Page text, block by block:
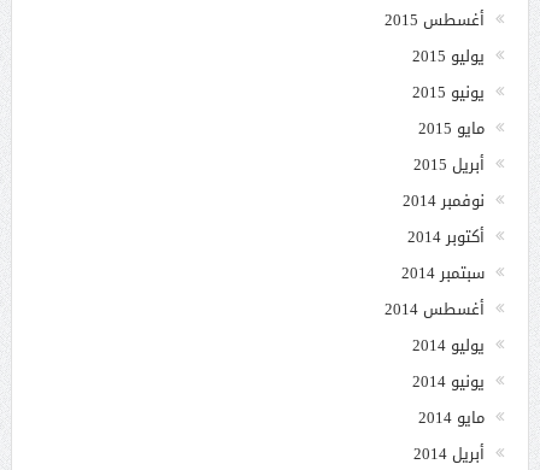
أغسطس 2015
يوليو 2015
يونيو 2015
مايو 2015
أبريل 2015
نوفمبر 2014
أكتوبر 2014
سبتمبر 2014
أغسطس 2014
يوليو 2014
يونيو 2014
مايو 2014
أبريل 2014